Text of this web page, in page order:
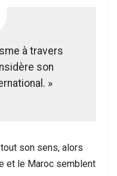
à travers
son
»
son sens, alors
et le Maroc semblent